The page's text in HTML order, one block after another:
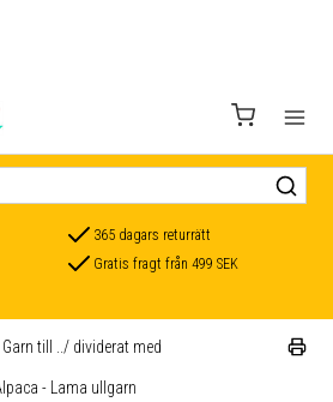
365 dagars returrätt
Gratis fragt från 499 SEK
Garn till ../ dividerat med
- Lama ullgarn